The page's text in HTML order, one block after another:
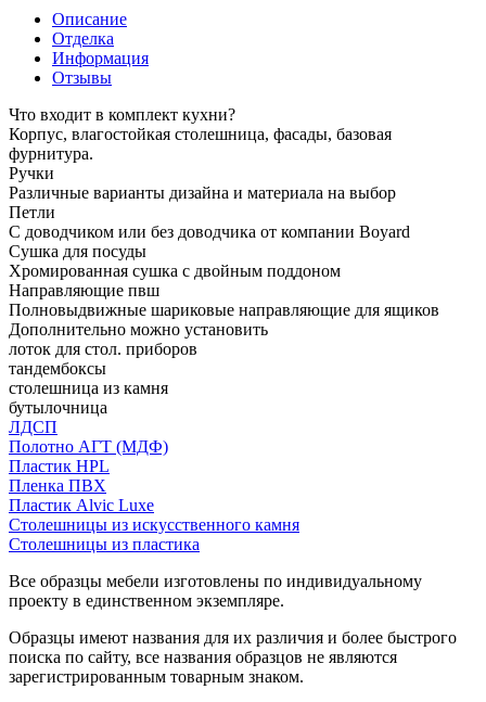
Описание
Отделка
Информация
Отзывы
Что входит в комплект кухни?
Корпус, влагостойкая столешница, фасады, базовая
фурнитура.
Ручки
Различные варианты дизайна и материала на выбор
Петли
С доводчиком или без доводчика от компании Boyard
Сушка для посуды
Хромированная сушка с двойным поддоном
Направляющие пвш
Полновыдвижные шариковые направляющие для ящиков
Дополнительно можно установить
лоток для стол. приборов
тандембоксы
столешница из камня
бутылочница
ЛДСП
Полотно АГТ (МДФ)
Пластик HPL
Пленка ПВХ
Пластик Alvic Luxe
Столешницы из искусственного камня
Столешницы из пластика
Все образцы мебели изготовлены по индивидуальному
проекту в единственном экземпляре.
Образцы имеют названия для их различия и более быстрого
поиска по сайту, все названия образцов не являются
зарегистрированным товарным знаком.